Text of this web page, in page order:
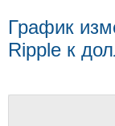
График
Ripple к